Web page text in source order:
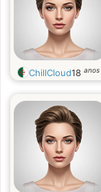
ChillCloud18 anos